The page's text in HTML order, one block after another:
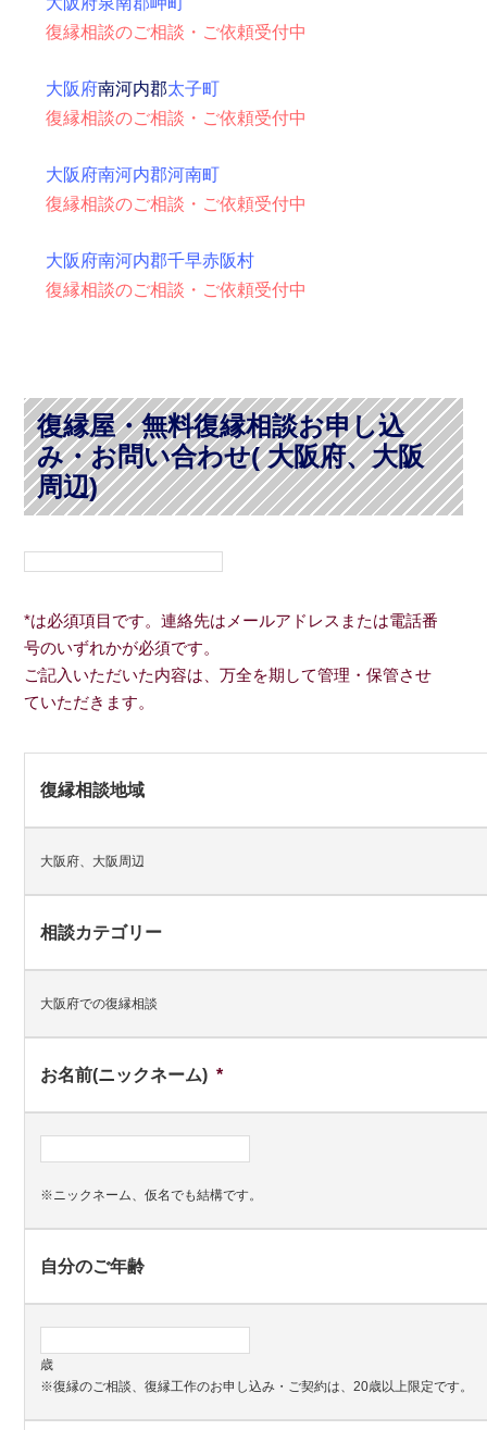
復縁相談のご相談・ご依頼受付中
大阪府南河内郡太子町
復縁相談のご相談・ご依頼受付中
大阪府南河内郡河南町
復縁相談のご相談・ご依頼受付中
大阪府南河内郡千早赤阪村
復縁相談のご相談・ご依頼受付中
復縁屋・無料復縁相談お申し込
み・お問い合わせ( 大阪府、大阪
周辺)
*は必須項目です。連絡先はメールアドレスまたは電話番
号のいずれかが必須です。
ご記入いただいた内容は、万全を期して管理・保管させ
ていただきます。
復縁相談地域
大阪府、大阪周辺
相談カテゴリー
大阪府での復縁相談
お名前(ニックネーム) *
※ニックネーム、仮名でも結構です。
自分のご年齢
歳
※復縁のご相談、復縁工作のお申し込み・ご契約は、20歳以上限定です。